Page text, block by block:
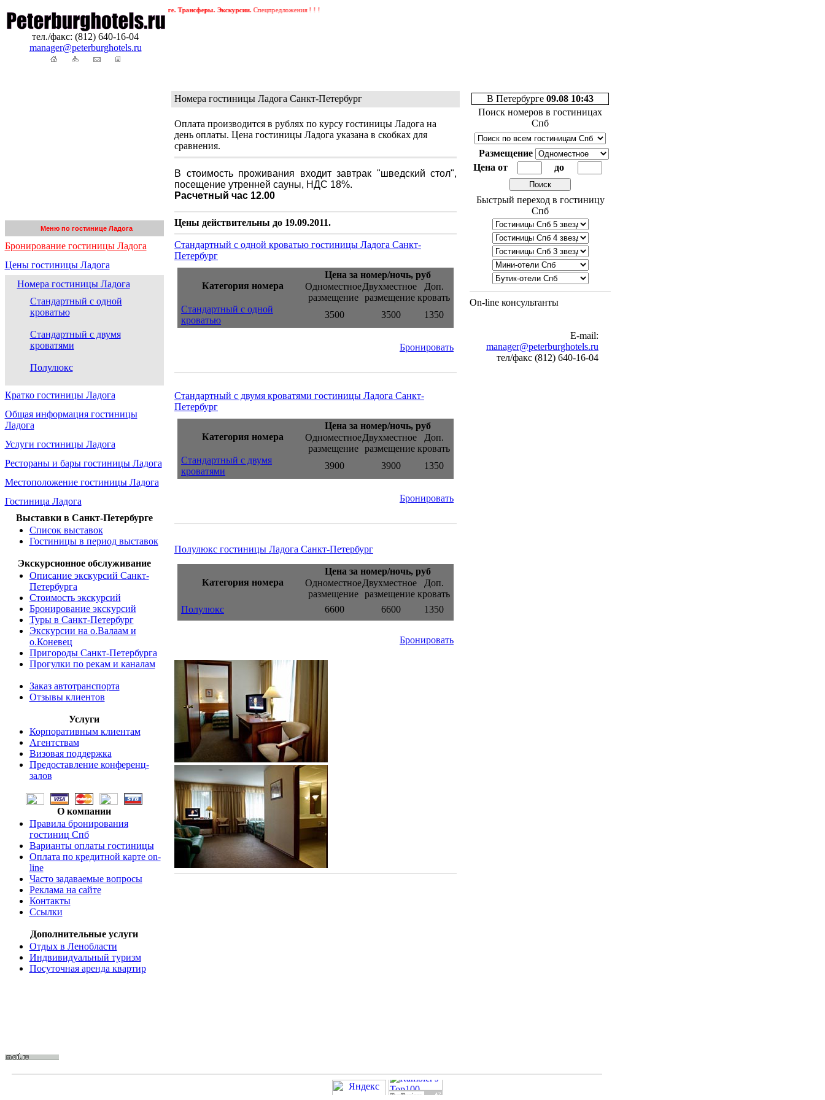
тел./факс: (812) 640-16-04
manager@peterburghotels.ru
Бронирование гостиниц в Петербурге. Трансферы. Экскурсии.Спецпредложения ! ! !
Меню по гостинице Ладога
Бронирование гостиницы Ладога
Цены гостиницы Ладога
Номера гостиницы Ладога
Стандартный с одной
кроватью
Стандартный с двумя
кроватями
Полулюкс
Кратко гостиницы Ладога
Общая информация гостиницы
Ладога
Услуги гостиницы Ладога
Рестораны и бары гостиницы Ладога
Местоположение гостиницы Ладога
Гостиница Ладога
Выставки в Санкт-Петербурге
Список выставок
Гостиницы в период выставок
Экскурсионное обслуживание
Описание экскурсий Санкт-
Петербурга
Стоимость экскурсий
Бронирование экскурсий
Туры в Санкт-Петербург
Экскурсии на о.Валаам и
о.Коневец
Пригороды Санкт-Петербурга
Прогулки по рекам и каналам
Заказ автотранспорта
Отзывы клиентов
Услуги
Корпоративным клиентам
Агентствам
Визовая поддержка
Предоставление конференц-
залов
О компании
Правила бронирования
гостиниц Спб
Варианты оплаты гостиницы
Оплата по кредитной карте on-
line
Часто задаваемые вопросы
Реклама на сайте
Контакты
Ссылки
Дополнительные услуги
Отдых в Ленобласти
Индвивидуальный туризм
Посуточная аренда квартир
Номера гостиницы Ладога Санкт-Петербург
Оплата производится в рублях по курсу гостиницы Ладога на
день оплаты. Цена гостиницы Ладога указана в скобках для
сравнения.
В стоимость проживания входит завтрак "шведский стол",
посещение утренней сауны, НДС 18%.
Расчетный час 12.00
Цены действительны до 19.09.2011.
Стандартный с одной кроватью гостиницы Ладога Санкт-
Петербург
Категория номера
Цена за номер/ночь, руб
Одноместное
размещение
Двухместное
размещение
Доп.
кровать
Стандартный с одной
кроватью
3500 3500 1350
Бронировать
Стандартный с двумя кроватями гостиницы Ладога Санкт-
Петербург
Категория номера
Цена за номер/ночь, руб
Одноместное
размещение
Двухместное
размещение
Доп.
кровать
Стандартный с двумя
кроватями
3900 3900 1350
Бронировать
Полулюкс гостиницы Ладога Санкт-Петербург
Категория номера
Цена за номер/ночь, руб
Одноместное
размещение
Двухместное
размещение
Доп.
кровать
Полулюкс
6600 6600 1350
Бронировать
В Петербурге 09.08 10:43
Поиск номеров в гостиницах
Спб
Размещение
Цена от
до
Быстрый переход в гостиницу
Спб
On-line консультанты
E-mail:
manager@peterburghotels.ru
тел/факс (812) 640-16-04